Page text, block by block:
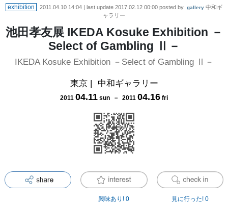
exhibition 2011.04.10 14:04 | last update 2017.02.12 00:00 posted by gallery 中和ギ
ャラリー
池田孝友展 IKEDA Kosuke Exhibition －
Select of Gambling Ⅱ－
IKEDA Kosuke Exhibition －Select of Gambling Ⅱ－
東京| 中和ギャラリー
2011 04.11 sun － 2011 04.16 fri
興味あり! 0 見に行った! 0